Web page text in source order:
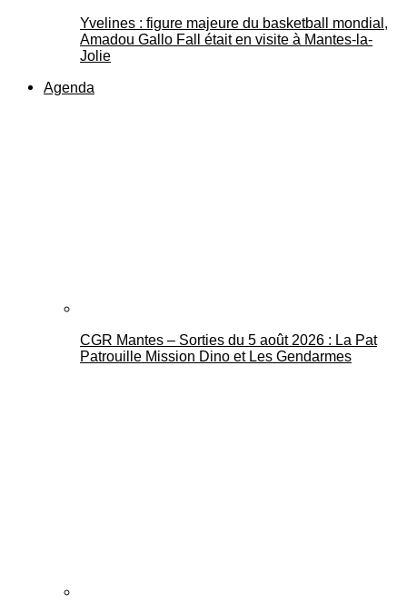
Yvelines : figure majeure du basketball mondial,
Amadou Gallo Fall était en visite à Mantes-la-
Jolie
Agenda
CGR Mantes – Sorties du 5 août 2026 : La Pat
Patrouille Mission Dino et Les Gendarmes